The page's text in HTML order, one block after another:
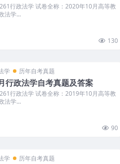
行政法学 试卷全称：2020年10月高等教
法学...
130
学 历年自考真题
行政法学自考真题及答案
行政法学 试卷全称：2019年10月高等教
法学...
90
学 历年自考真题